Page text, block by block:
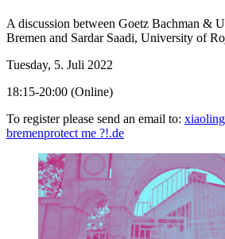
A discussion between Goetz Bachman &
Bremen and Sardar Saadi, University of
Tuesday, 5. Juli 2022
18:15-20:00 (Online)
To register please send an email to: xiaoling
bremenprotect me ?!.de